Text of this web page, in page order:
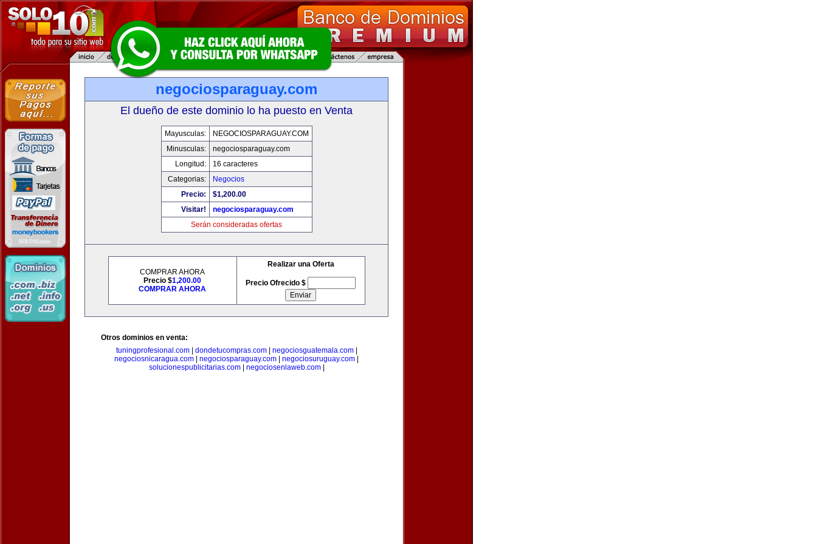
negociosparaguay.com
El dueño de este dominio lo ha puesto en Venta
Mayusculas:
NEGOCIOSPARAGUAY.COM
Minusculas:
negociosparaguay.com
Longitud:
16 caracteres
Categorias:
Negocios
Precio:
$1,200.00
Visitar!
negociosparaguay.com
Serán consideradas ofertas
COMPRAR AHORA
Precio $1,200.00
COMPRAR AHORA
Realizar una Oferta
Precio Ofrecido $
Otros dominios en venta:
tuningprofesional.com| dondetucompras.com| negociosguatemala.com|
negociosnicaragua.com
negociosparaguay.com negociosuruguay.com
solucionespublicitarias.com| negociosenlaweb.com|